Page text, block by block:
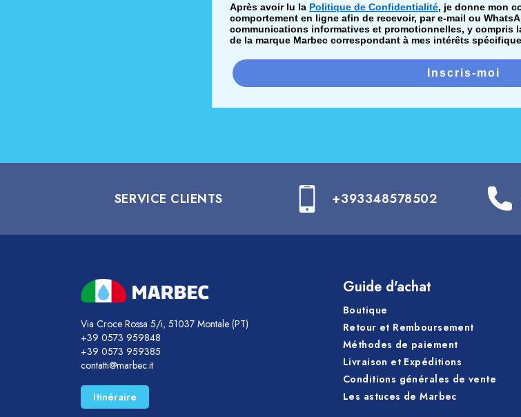
Après avoir lu la Politique de Confidentialité, je donne mon
comportement en ligne afin de recevoir, par e-mail ou
communications informatives et promotionnelles, y compris
de la marque Marbec correspondant à mes intérêts
Inscris-moi
SERVICE CLIENTS +393348578502
Via Croce Rossa 5/i, 51037 Montale (PT)
+39 0573 959848
+39 0573 959385
contatti@marbec.it
Itinéraire
Guide d'achat
Boutique
Retour et Remboursement
Méthodes de paiement
Livraison et Expéditions
Conditions générales de vente
Les astuces de Marbec